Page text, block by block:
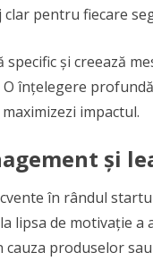
pentru fiecare
și creează
înțelegere
impactul.
și
în rândul
lipsa de motivație
produselor